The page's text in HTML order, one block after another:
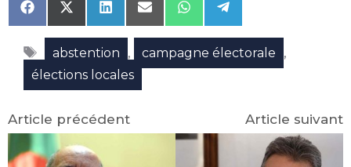
Share
on
Facebook
Share
on
X
(Twitter)
Share
on
LinkedIn
Share
on
Email
Share
on
WhatsApp
Share
on
Telegram
Étiquettes
abstention , campagne électorale ,
élections locales
Article précédent Article suivant